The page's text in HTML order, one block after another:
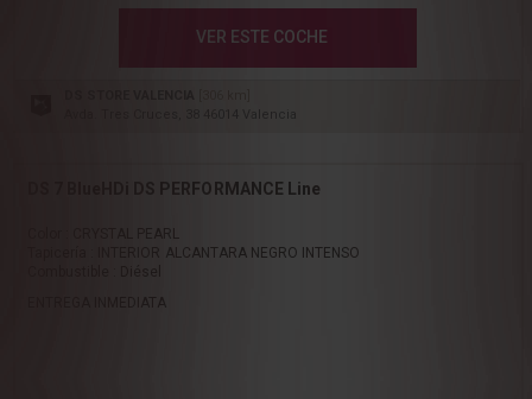
VER ESTE COCHE
Avda. Tres Cruces, 38 46014 Valencia
DS 7 BlueHDi DS PERFORMANCE Line
Tapicería : INTERIOR ALCANTARA NEGRO INTENSO